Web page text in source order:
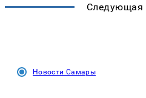
Следующая
Новости Самары